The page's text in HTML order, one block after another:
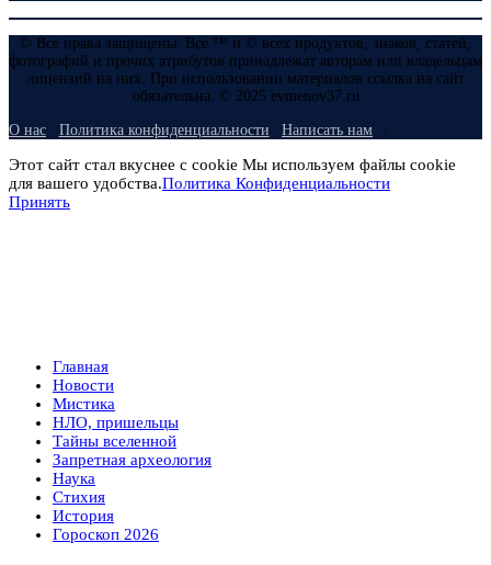
© Все права защищены. Все ™ и © всех продуктов, знаков, статей,
фотографий и прочих атрибутов принадлежат авторам или владельцам
лицензий на них. При использовании материалов ссылка на сайт
обязательна. © 2025 evmenov37.ru
О нас Политика конфиденциальности Написать нам
Этот сайт стал вкуснее с cookie Мы используем файлы cookie
для вашего удобства.Политика Конфиденциальности
Принять
Главная
Новости
Мистика
НЛО, пришельцы
Тайны вселенной
Запретная археология
Наука
Стихия
История
Гороскоп 2026